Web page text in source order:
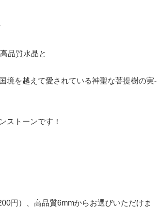
品質水晶と
境を越えて愛されている神聖な菩提樹の実-
ストーンです！
円）、高品質6mmからお選びいただけま